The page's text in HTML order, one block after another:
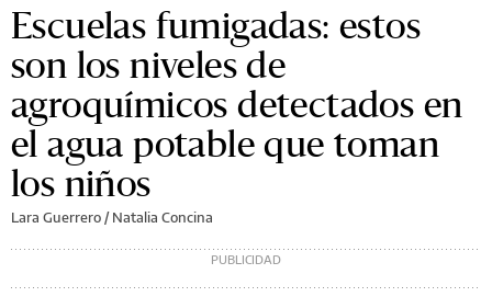
Escuelas fumigadas: estos
son los niveles de
agroquímicos detectados en
el agua potable que toman
los niños
Lara Guerrero/Natalia Concina